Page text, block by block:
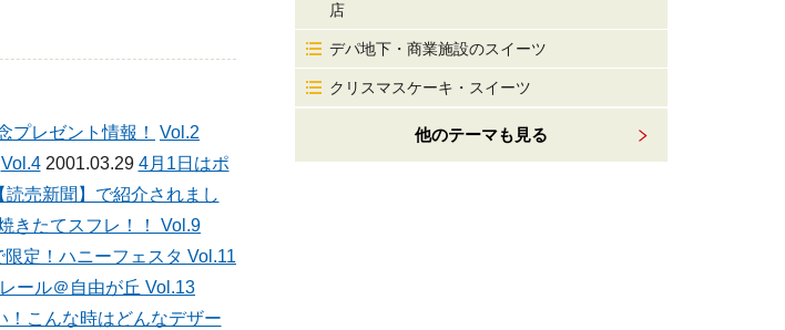
プレゼント情報！
Vol.2
Vol.42001.03.29 4月1日はポ
読売新聞】で紹介されまし
きたてスフレ！！ Vol.9
定！ハニーフェスタ Vol.11
ール＠自由が丘 Vol.13
！こんな時はどんなデザー
店
デパ地下・商業施設のスイーツ
クリスマスケーキ・スイーツ
他のテーマも見る